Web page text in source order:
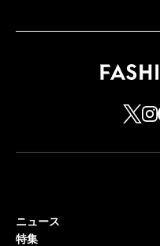
ニュース
特集